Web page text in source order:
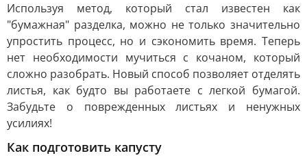
Используя метод, который стал известен как
"бумажная" разделка, можно не только значительно
упростить процесс, но и сэкономить время. Теперь
нет необходимости мучиться с кочаном, который
сложно разобрать. Новый способ позволяет отделять
листья, как будто вы работаете с легкой бумагой.
Забудьте о поврежденных листьях и ненужных
усилиях!
Как подготовить капусту